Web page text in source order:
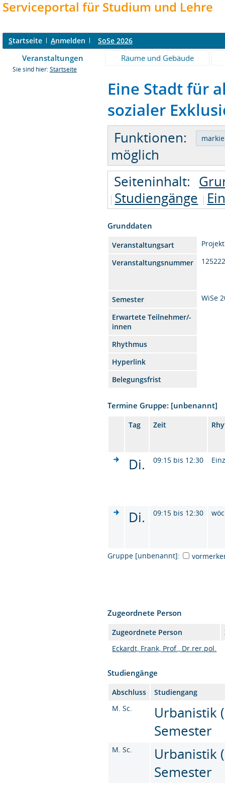
Serviceportal für Studium und Lehre
Startseite Anmelden SoSe 2026
Veranstaltungen Räume und Gebäude
Sie sind hier: Startseite
Eine Stadt für
sozialer
Funktionen:
möglich
Seiteninhalt:
Studiengänge
Grunddaten
Veranstaltungsart
Projekt
Veranstaltungsnummer
Semester
WiSe
Erwartete Teilnehmer/-
innen
Rhythmus
Hyperlink
Belegungsfrist
Termine Gruppe: [unbenannt]
Tag Zeit
Di. 09:15 bis 12:30
Di. 09:15 bis 12:30
Gruppe [unbenannt]:
Zugeordnete Person
Zugeordnete Person
Eckardt, Frank, Prof., Dr.rer.pol.
Studiengänge
Abschluss
Studiengang
M. Sc.
Urbanistik
Semester
M. Sc.
Urbanistik
Semester